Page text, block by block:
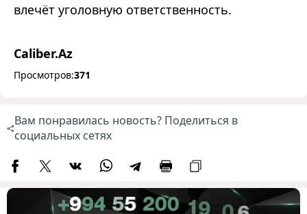
влечёт уголовную ответственность.
Caliber.Az
Просмотров:371
Вам понравилась новость? Поделиться в
социальных сетях